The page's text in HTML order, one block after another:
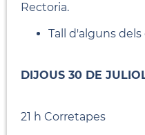
Rectoria.
Tall d'alguns
DIJOUS 30 DE
21 h Corretapes